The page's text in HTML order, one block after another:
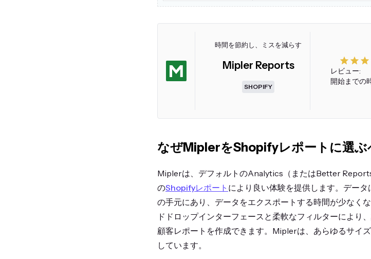
時間を節約し、ミスを減らす
Mipler Reports
SHOPIFY
レビュー:
開始までの
なぜMiplerをShopifyレポートに選ぶ
Miplerは、デフォルトのAnalytics（またはBetter
のShopifyレポート により良い体験を提供します。デー
の手元にあり、データをエクスポートする時間が少なく
ドドロップインターフェースと柔軟なフィルターにより
顧客レポートを作成できます。Miplerは、あらゆるサイ
しています。